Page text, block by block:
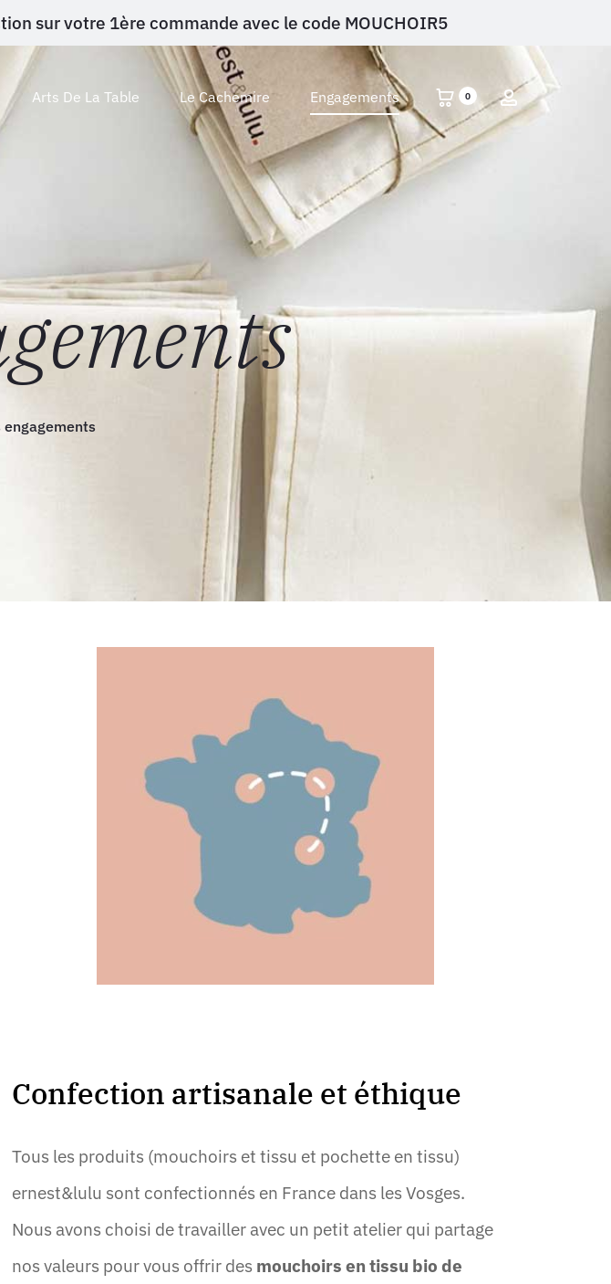
sur votre 1ère commande avec le code MOUCHOIR5
Arts De La Table Le Cachemire Engagements 0 Account
engagements
Confection artisanale et éthique
Tous les produits (mouchoirs et tissu et pochette en tissu)
ernest&lulu sont confectionnés en France dans les Vosges.
Nous avons choisi de travailler avec un petit atelier qui partage
nos valeurs pour vous offrir des mouchoirs en tissu bio de